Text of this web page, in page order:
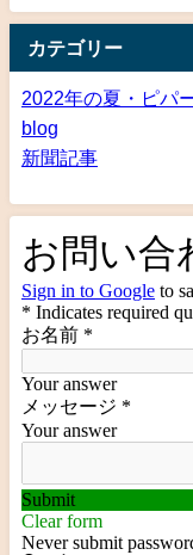
カテゴリー
2022年の夏・ピパ
blog
新聞記事